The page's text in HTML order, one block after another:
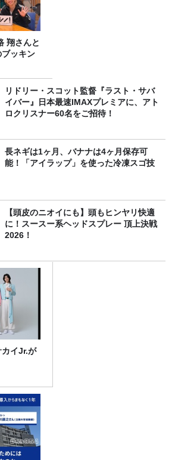
翔さんと
ブッキン
リドリー・スコット監督『ラスト・サバ
イバー』日本最速IMAXプレミアに、アト
ロクリスナー60名をご招待！
長ネギは1ヶ月、バナナは4ヶ月保存可
能！「アイラップ」を使った冷凍スゴ技
【頭皮のニオイにも】頭もヒンヤリ快適
に！スースー系ヘッドスプレー 頂上決戦
2026！
イJr.が